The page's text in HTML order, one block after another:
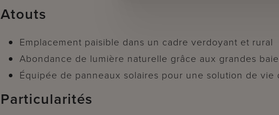
Atouts
Emplacement paisible dans un cadre verdoyant et rural
Abondance de lumière naturelle grâce aux grandes
Équipée de panneaux solaires pour une solution de
Particularités